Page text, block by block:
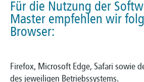
Für die Nutzung der
Master empfehlen wir
Browser:
Firefox, Microsoft Edge, Safari sowie
des jeweiligen Betriebssystems.